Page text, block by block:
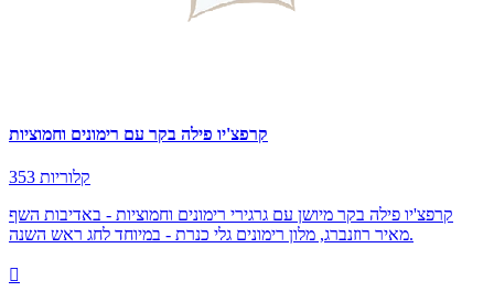
קרפצ'יו פילה בקר עם רימונים וחמוציות
353 קלוריות
קרפצ'יו פילה בקר מיושן עם גרגירי רימונים וחמוציות - באדיבות השף
מאיר רוזנברג, מלון רימונים גלי כנרת - במיוחד לחג ראש השנה.
